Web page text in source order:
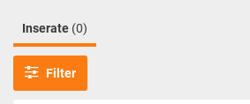
Inserate (0)
Filter